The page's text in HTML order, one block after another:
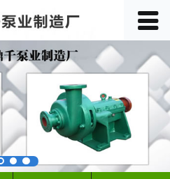
 首页
关于我们
产品中心
车间展示
󰀥